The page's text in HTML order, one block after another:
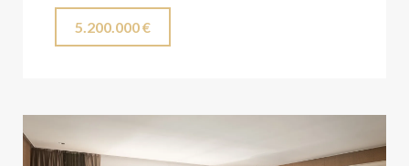
5.200.000 €